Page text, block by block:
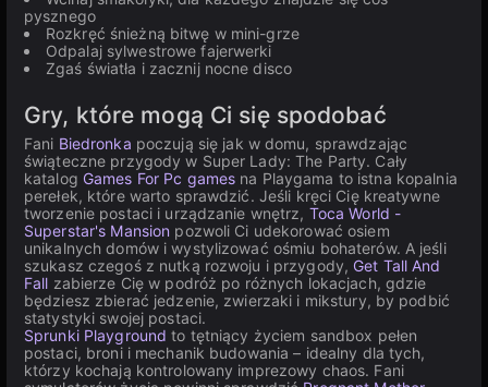
pysznego
Rozkręć śnieżną bitwę w mini-grze
Odpalaj sylwestrowe fajerwerki
Zgaś światła i zacznij nocne disco
Gry, które mogą Ci się spodobać
Fani Biedronka poczują się jak w domu, sprawdzając
świąteczne przygody w Super Lady: The Party. Cały
katalog Games For Pc games na Playgama to istna kopalnia
perełek, które warto sprawdzić. Jeśli kręci Cię kreatywne
tworzenie postaci i urządzanie wnętrz, Toca World -
Superstar's Mansion pozwoli Ci udekorować osiem
unikalnych domów i wystylizować ośmiu bohaterów. A jeśli
szukasz czegoś z nutką rozwoju i przygody, Get Tall And
Fall zabierze Cię w podróż po różnych lokacjach, gdzie
będziesz zbierać jedzenie, zwierzaki i mikstury, by podbić
statystyki swojej postaci.
Sprunki Playground to tętniący życiem sandbox pełen
postaci, broni i mechanik budowania – idealny dla tych,
którzy kochają kontrolowany imprezowy chaos. Fani